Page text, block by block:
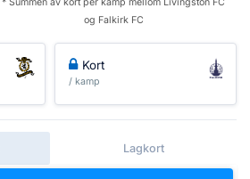
og Falkirk FC
Kort
/ kamp
Lagkort